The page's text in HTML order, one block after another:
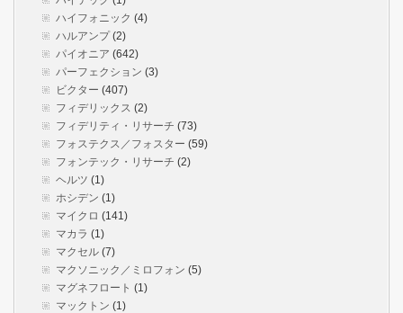
ハイフォニック (4)
ハルアンプ(2)
パイオニア (642)
パーフェクション (3)
ビクター (407)
フィデリックス (2)
フィデリティ・リサーチ (73)
フォステクス／フォスター (59)
フォンテック・リサーチ (2)
ヘルツ (1)
ホシデン (1)
マイクロ (141)
マカラ (1)
マクセル (7)
マクソニック／ミロフォン (5)
マグネフロート (1)
マックトン (1)